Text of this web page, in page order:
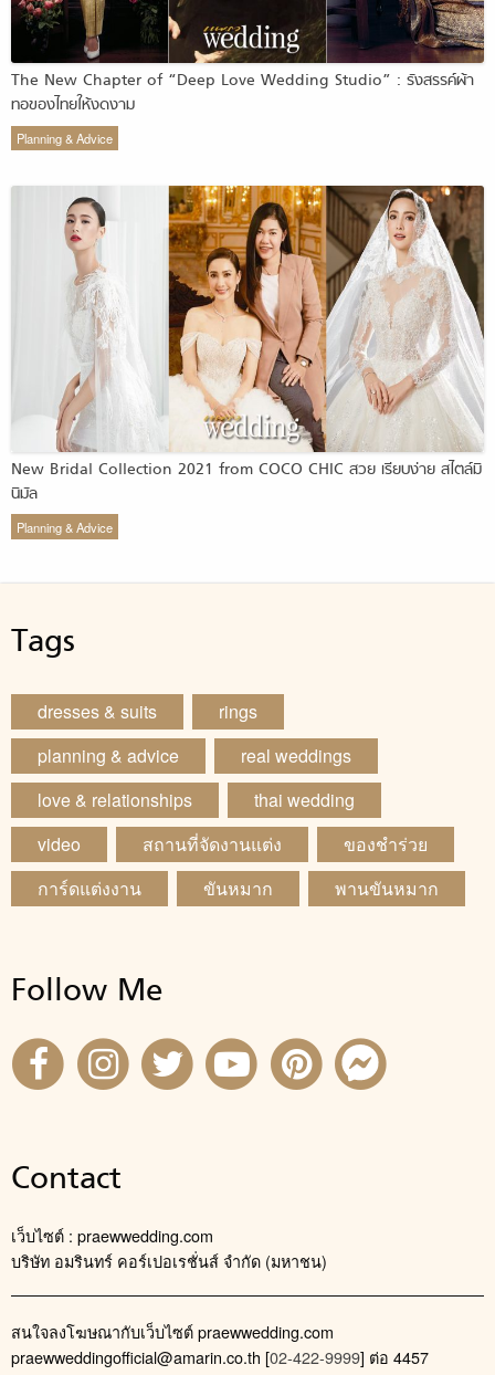
The New Chapter of “Deep Love Wedding Studio” : รังสรรค์ผ้า
ทอของไทยให้งดงาม
Planning & Advice
New Bridal Collection 2021 from COCO CHIC สวย เรียบง่าย สไตล์มิ
นิมัล
Planning & Advice
Tags
dresses & suits
rings
planning & advice
real weddings
love & relationships
thai wedding
video
สถานที่จัดงานแต่ง
ของชำร่วย
การ์ดแต่งงาน
ขันหมาก พานขันหมาก
Follow Me
Contact
เว็บไซต์ : praewwedding.com
บริษัท อมรินทร์ คอร์เปอเรชั่นส์ จำกัด (มหาชน)
สนใจลงโฆษณากับเว็บไซต์ praewwedding.com
praewweddingofficial@amarin.co.th [02-422-9999] ต่อ 4457